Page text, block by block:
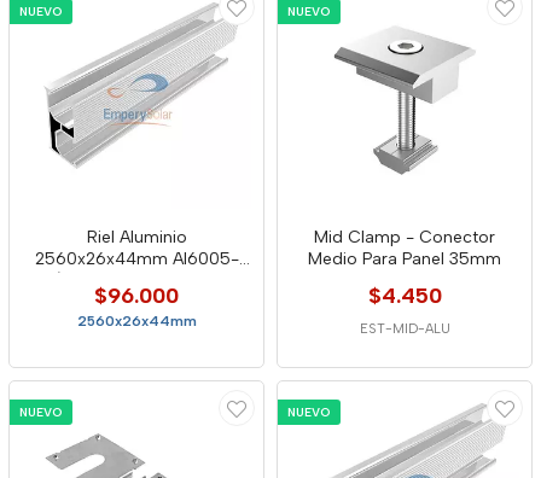
NUEVO
Riel Aluminio
2560x26x44mm Al6005-
$96.000
2560x26x44mm
NUEVO
Mid Clamp - Conector
Medio Para Panel 35mm
$4.450
EST-MID-ALU
NUEVO NUEVO